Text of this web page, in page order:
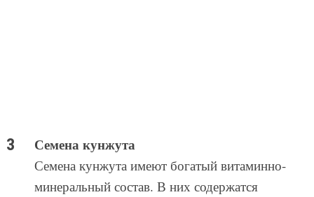
Семена кунжута
Семена кунжута имеют богатый витаминно-
минеральный состав. В них содержатся